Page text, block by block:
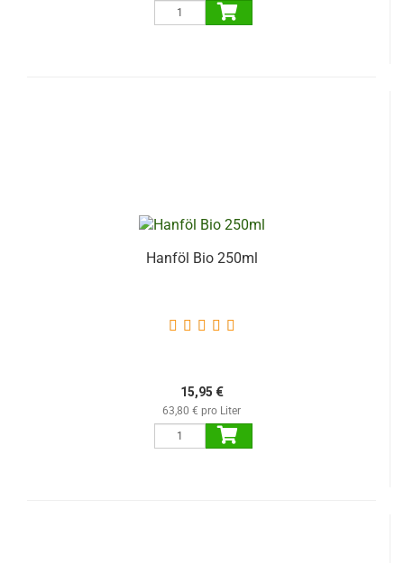
Hanföl Bio 250ml
15,95 €
63,80 € pro Liter